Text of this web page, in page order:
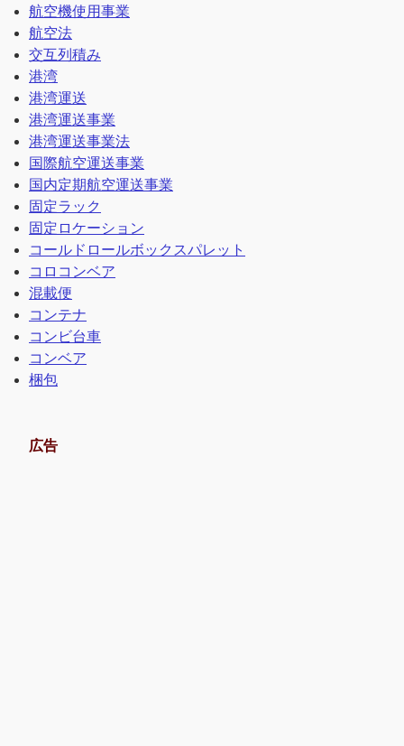
航空機使用事業
航空法
交互列積み
港湾
港湾運送
港湾運送事業
港湾運送事業法
国際航空運送事業
国内定期航空運送事業
固定ラック
固定ロケーション
コールドロールボックスパレット
コロコンベア
混載便
コンテナ
コンビ台車
コンベア
梱包
広告